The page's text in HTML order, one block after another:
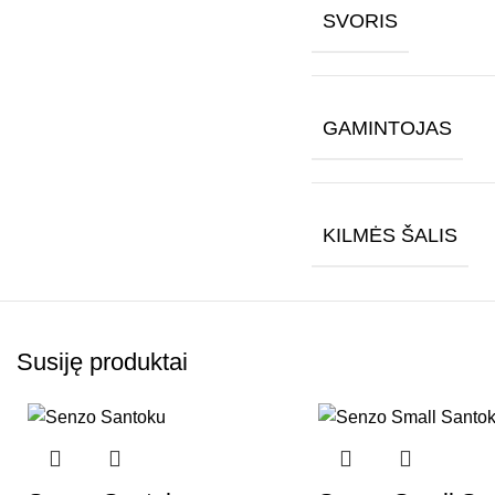
SVORIS
GAMINTOJAS
KILMĖS ŠALIS
Susiję produktai